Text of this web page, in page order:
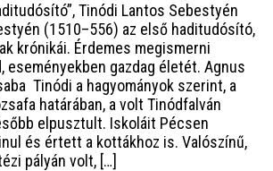
Tinódi Lantos Sebestyén
(1510–556) az első haditudósító,
krónikái. Érdemes megismerni
eseményekben gazdag életét. Agnus
Tinódi a hagyományok szerint, a
határában, a volt Tinódfalván
elpusztult. Iskoláit Pécsen
és értett a kottákhoz is. Valószínű,
pályán volt, […]